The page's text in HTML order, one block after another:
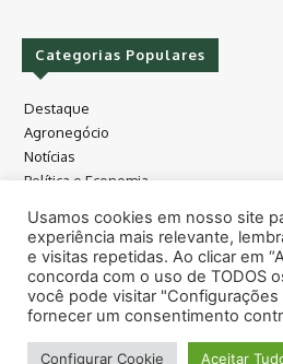
Categorias Populares
Destaque
Agronegócio
Notícias
Política e Economia
Máquinas e Tecnologia
Grãos - soja e milho
Meio Ambiente
© Todos os direitos
Usamos cookies em nosso site
experiência mais relevante,
e visitas repetidas. Ao clicar em
concorda com o uso de TODOS
você pode visitar
fornecer um consentimento
Configurar Cookie Aceitar